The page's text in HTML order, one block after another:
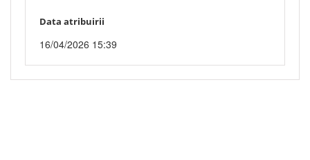
Data atribuirii
16/04/2026 15:39